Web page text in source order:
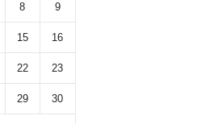
8 9
15 16
22 23
29 30